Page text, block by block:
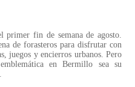
primer fin de semana de agosto.
de forasteros para disfrutar con
juegos y encierros urbanos. Pero
en Bermillo sea su